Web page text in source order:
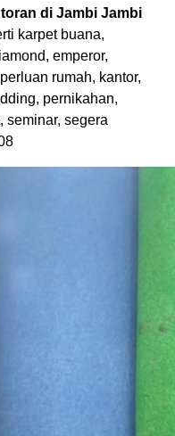
di Jambi Jambi
karpet buana,
emperor,
rumah, kantor,
pernikahan,
seminar, segera